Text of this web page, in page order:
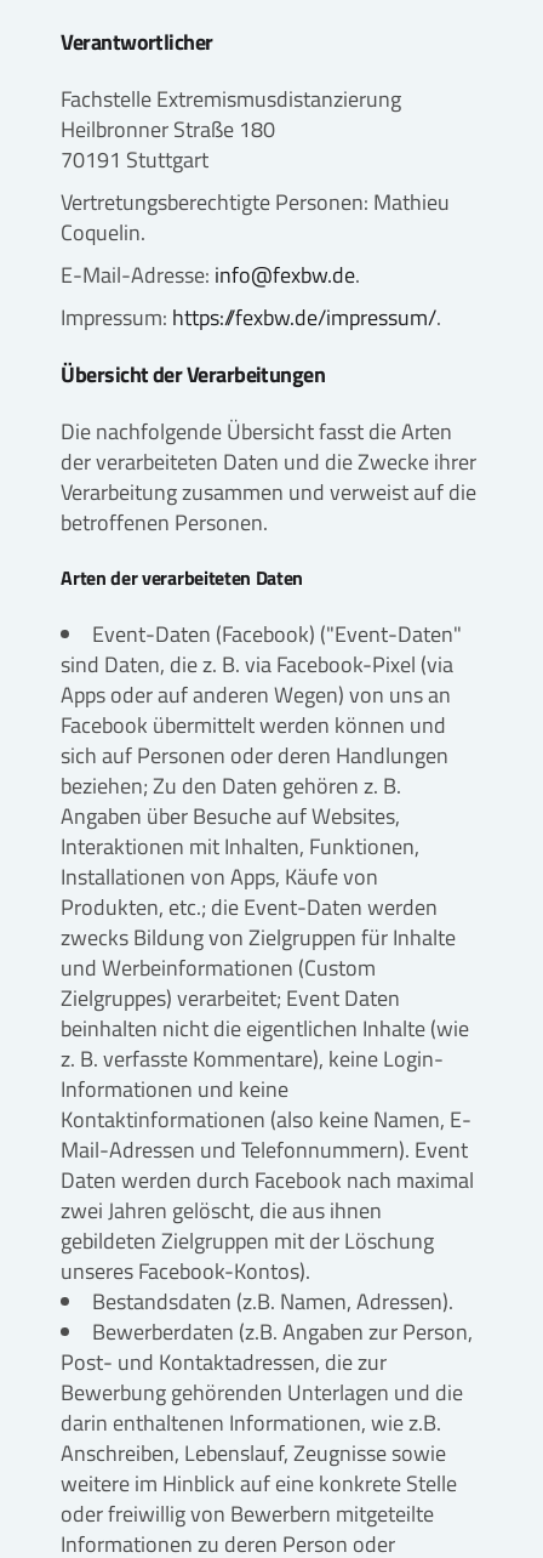
Verantwortlicher
Fachstelle Extremismusdistanzierung
Heilbronner Straße 180
70191 Stuttgart
Vertretungsberechtigte Personen: Mathieu
Coquelin.
E-Mail-Adresse: info@fexbw.de.
Impressum: https://fexbw.de/impressum/.
Übersicht der Verarbeitungen
Die nachfolgende Übersicht fasst die Arten
der verarbeiteten Daten und die Zwecke ihrer
Verarbeitung zusammen und verweist auf die
betroffenen Personen.
Arten der verarbeiteten Daten
Event-Daten (Facebook) ("Event-Daten"
sind Daten, die z. B. via Facebook-Pixel (via
Apps oder auf anderen Wegen) von uns an
Facebook übermittelt werden können und
sich auf Personen oder deren Handlungen
beziehen; Zu den Daten gehören z. B.
Angaben über Besuche auf Websites,
Interaktionen mit Inhalten, Funktionen,
Installationen von Apps, Käufe von
Produkten, etc.; die Event-Daten werden
zwecks Bildung von Zielgruppen für Inhalte
und Werbeinformationen (Custom
Zielgruppes) verarbeitet; Event Daten
beinhalten nicht die eigentlichen Inhalte (wie
z. B. verfasste Kommentare), keine Login-
Informationen und keine
Kontaktinformationen (also keine Namen, E-
Mail-Adressen und Telefonnummern). Event
Daten werden durch Facebook nach maximal
zwei Jahren gelöscht, die aus ihnen
gebildeten Zielgruppen mit der Löschung
unseres Facebook-Kontos).
Bestandsdaten (z.B. Namen, Adressen).
Bewerberdaten (z.B. Angaben zur Person,
Post- und Kontaktadressen, die zur
Bewerbung gehörenden Unterlagen und die
darin enthaltenen Informationen, wie z.B.
Anschreiben, Lebenslauf, Zeugnisse sowie
weitere im Hinblick auf eine konkrete Stelle
oder freiwillig von Bewerbern mitgeteilte
Informationen zu deren Person oder